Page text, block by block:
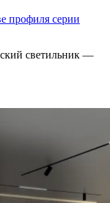
профиля серии
светильник —